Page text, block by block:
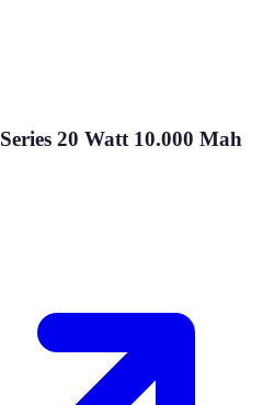
20 Watt 10.000 Mah